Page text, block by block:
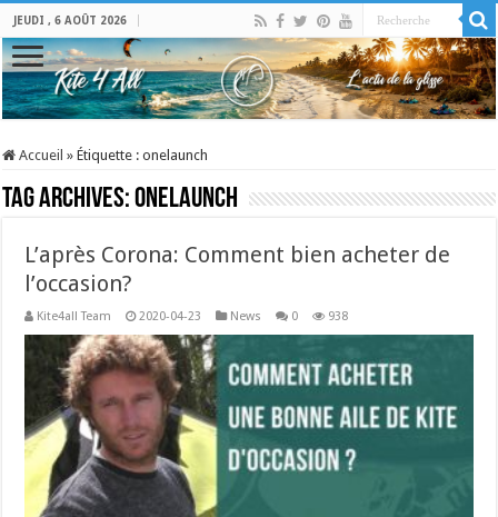
JEUDI , 6 AOÛT 2026
Accueil » Étiquette :onelaunch
Tag Archives:onelaunch
L’après Corona: Comment bien acheter de
l’occasion?
Kite4all Team 2020-04-23 News 0 938